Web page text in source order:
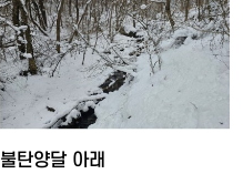
불탄양달 아래